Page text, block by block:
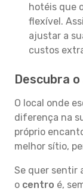
hotéis que
flexível.
ajustar a
custos
Descubra
O local onde
diferença na
próprio
melhor sítio,
Se quer sentir
o centro é,